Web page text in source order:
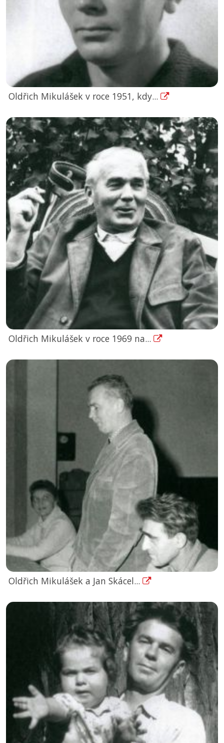
Oldřich Mikulášek v roce 1951, kdy...
Oldřich Mikulášek v roce 1969 na...
Oldřich Mikulášek a Jan Skácel...